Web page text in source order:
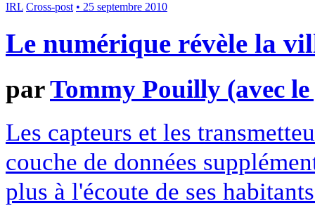
IRL Cross-post • 25 septembre 2010
Le numérique révèle la
parTommy Pouilly (avec
Les capteurs et les
couche de données
plus à l'écoute de ses